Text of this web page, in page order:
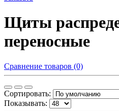
Щиты
переносные
Сравнение товаров (0)
Сортировать:
Показывать: